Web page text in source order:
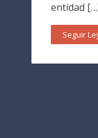
entidad
Seguir